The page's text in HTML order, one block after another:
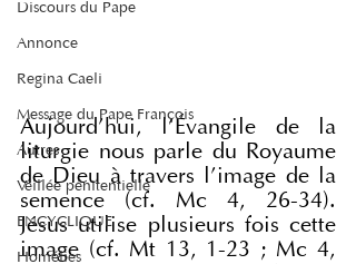
Discours du Pape
Annonce
Regina Caeli
Message du Pape François
Autres
Veillée pénitentielle
ENCYCLIQUE
Homélies
Aujourd'hui, l'Évangile de la
liturgie nous parle du Royaume
de Dieu à travers l'image de la
semence (cf. Mc 4, 26-34).
Jésus utilise plusieurs fois cette
image (cf. Mt 13, 1-23 ; Mc 4,